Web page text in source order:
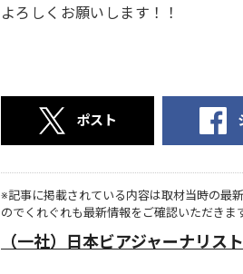
よろしくお願いします！！
ポスト
※記事に掲載されている内容は取材当時の最
のでくれぐれも最新情報をご確認いただきま
（一社）日本ビアジャーナリス